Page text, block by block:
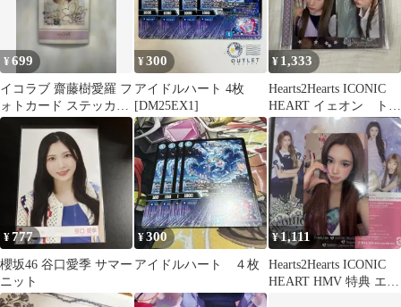
¥699
イコラブ 齋藤樹愛羅 フ
ォトカード ステッカー
＝LOVE ミニフォトカ
ード
¥300
アイドルハート 4枚
[DM25EX1]
¥ 1,333
Hearts2Hearts ICONIC
HEART イェオン トレ
カセット
¥777
櫻坂46 谷口愛季 サマー
ニット
¥300
アイドルハート ４枚
¥1,111
Hearts2Hearts ICONIC
HEART HMV 特典 エイ